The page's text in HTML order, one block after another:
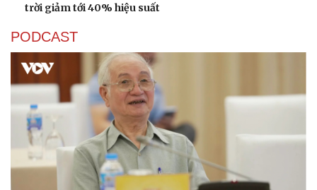
Sức khỏe
Dinh dưỡng - món ngon
Cây thuốc
Đời sống
Nhà đẹp
Blog
Tình yêu - Gia đình
trời giảm tới 40% hiệu suất
PODCAST